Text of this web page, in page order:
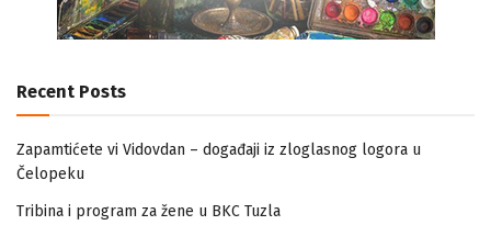
Recent Posts
Zapamtićete vi Vidovdan – događaji iz zloglasnog logora u
Čelopeku
Tribina i program za žene u BKC Tuzla